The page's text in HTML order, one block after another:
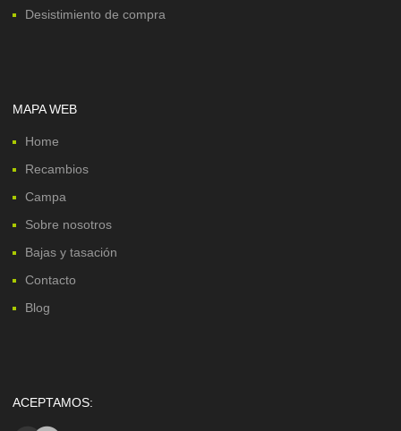
Desistimiento de compra
MAPA WEB
Home
Recambios
Campa
Sobre nosotros
Bajas y tasación
Contacto
Blog
ACEPTAMOS: